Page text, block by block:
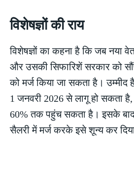
विशेषज्ञों की राय
विशेषज्ञों का कहना है कि जब नया
और उसकी सिफारिशें सरकार को
को मर्ज किया जा सकता है। उम्मीद
1 जनवरी 2026 से लागू हो सकता
60% तक पहुंच सकता है। इसके बाद
सैलरी में मर्ज करके इसे शून्य कर